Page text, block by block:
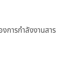
การกำลังงานสาร